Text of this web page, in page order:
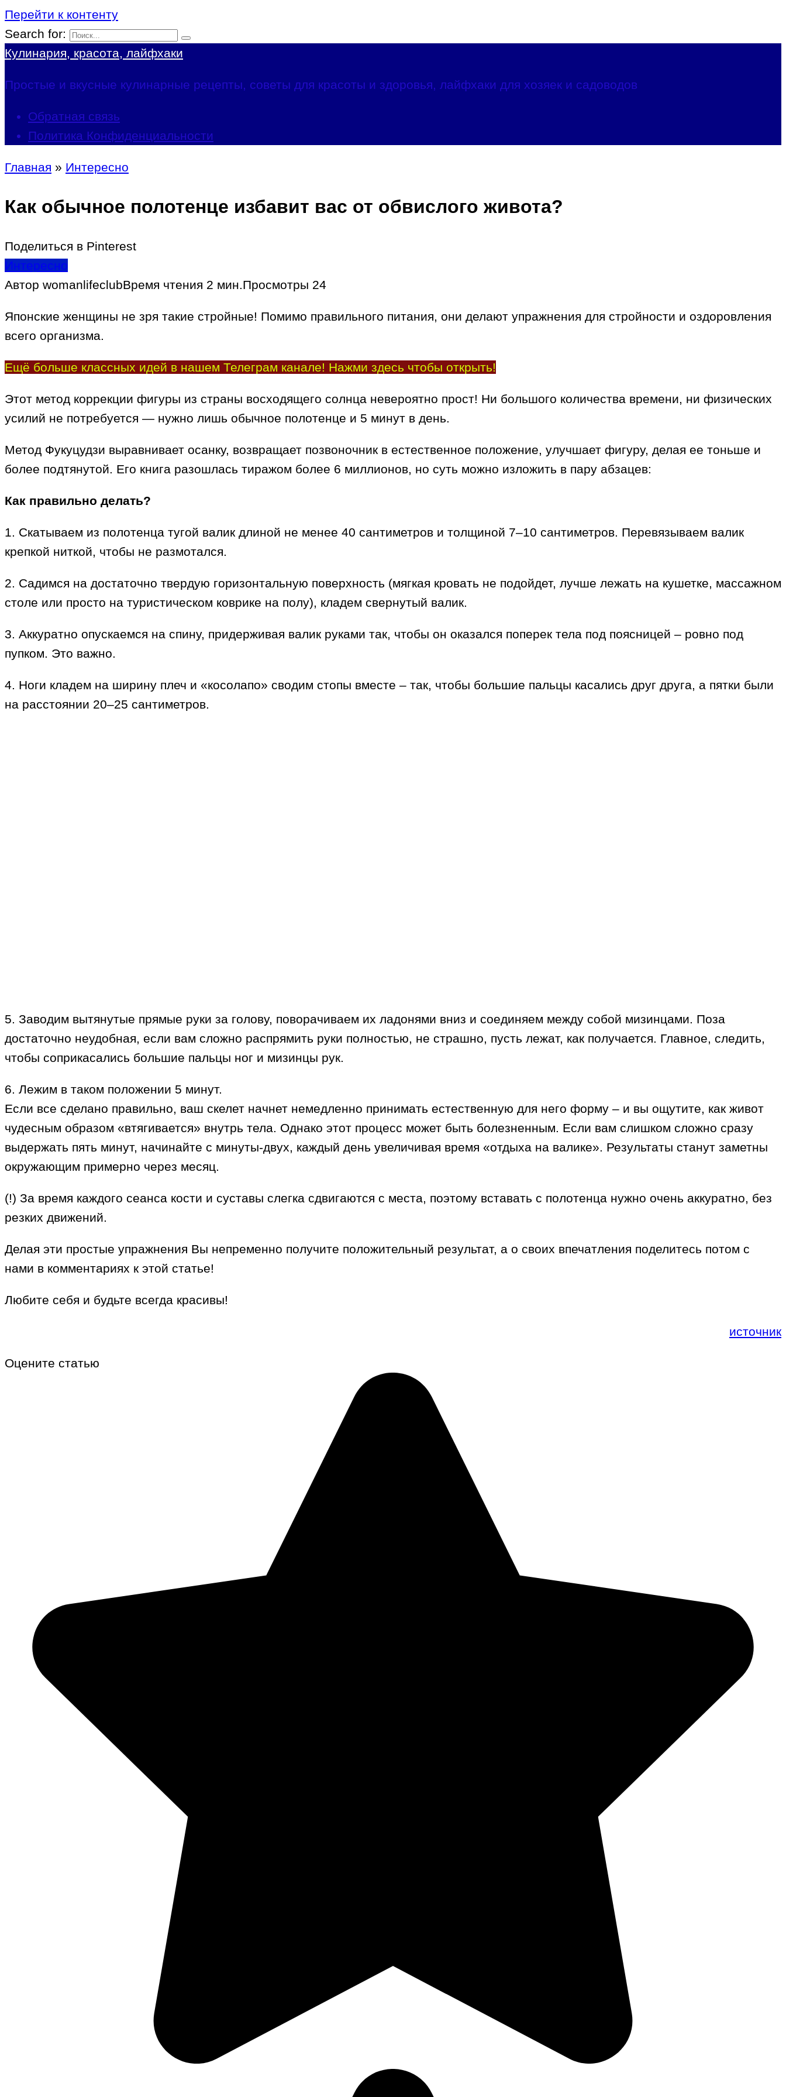
Перейти к контенту
Search for:
Кулинария, красота, лайфхаки
Простые и вкусные кулинарные рецепты, советы для красоты и здоровья, лайфхаки для хозяек и садоводов
Обратная связь
Политика Конфиденциальности
Главная » Интересно
Как обычное полотенце избавит вас от обвислого живота?
Поделиться в Pinterest
Интересно
Автор womanlifeclubВремя чтения 2 мин.Просмотры 24
Японские женщины не зря такие стройные! Помимо правильного питания, они делают упражнения для стройности и оздоровления
всего организма.
Ещё больше классных идей в нашем Телеграм канале! Нажми здесь чтобы открыть!
Этот метод коррекции фигуры из страны восходящего солнца невероятно прост! Ни большого количества времени, ни физических
усилий не потребуется — нужно лишь обычное полотенце и 5 минут в день.
Метод Фукуцудзи выравнивает осанку, возвращает позвоночник в естественное положение, улучшает фигуру, делая ее тоньше и
более подтянутой. Его книга разошлась тиражом более 6 миллионов, но суть можно изложить в пару абзацев:
Как правильно делать?
1. Скатываем из полотенца тугой валик длиной не менее 40 сантиметров и толщиной 7–10 сантиметров. Перевязываем валик
крепкой ниткой, чтобы не размотался.
2. Садимся на достаточно твердую горизонтальную поверхность (мягкая кровать не подойдет, лучше лежать на кушетке, массажном
столе или просто на туристическом коврике на полу), кладем свернутый валик.
3. Аккуратно опускаемся на спину, придерживая валик руками так, чтобы он оказался поперек тела под поясницей – ровно под
пупком. Это важно.
4. Ноги кладем на ширину плеч и «косолапо» сводим стопы вместе – так, чтобы большие пальцы касались друг друга, а пятки были
на расстоянии 20–25 сантиметров.
5. Заводим вытянутые прямые руки за голову, поворачиваем их ладонями вниз и соединяем между собой мизинцами. Поза
достаточно неудобная, если вам сложно распрямить руки полностью, не страшно, пусть лежат, как получается. Главное, следить,
чтобы соприкасались большие пальцы ног и мизинцы рук.
6. Лежим в таком положении 5 минут.
Если все сделано правильно, ваш скелет начнет немедленно принимать естественную для него форму – и вы ощутите, как живот
чудесным образом «втягивается» внутрь тела. Однако этот процесс может быть болезненным. Если вам слишком сложно сразу
выдержать пять минут, начинайте с минуты-двух, каждый день увеличивая время «отдыха на валике». Результаты станут заметны
окружающим примерно через месяц.
(!) За время каждого сеанса кости и суставы слегка сдвигаются с места, поэтому вставать с полотенца нужно очень аккуратно, без
резких движений.
Делая эти простые упражнения Вы непременно получите положительный результат, а о своих впечатления поделитесь потом с
нами в комментариях к этой статье!
Любите себя и будьте всегда красивы!
источник
Оцените статью